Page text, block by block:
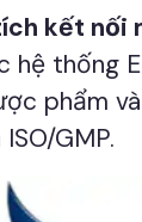
kết nối
hệ thống
phẩm
GMP.